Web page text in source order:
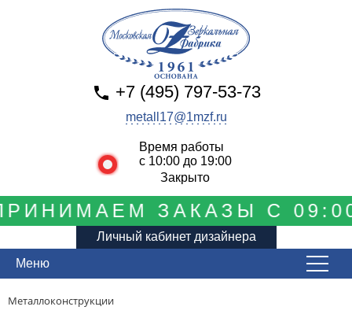
ЗАКАЗЫ С
Личный кабинет дизайнера
Время работы
с 10:00 до 19:00
Закрыто
+7 (495) 797-53-73
metall17@1mzf.ru
Меню
Металлоконструкции